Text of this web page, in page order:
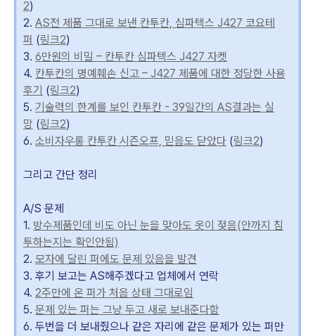
2)
2. AS전 제품 그대로 보낸 칸투칸, 심파텍스 J427 코요테
퍼 (링크2)
3. 6만원의 비밀 – 칸투칸 심파텍스 J427 자켓
4. 칸투칸의 명예훼손 신고 – J427 제품에 대한 정당한 사용
후기 (링크2)
5. 기술력의 한계를 보인 칸투칸 - 39일간의 AS결과는 실
망 (링크2)
6. 소비자우롱 칸투칸 시즌오프, 믿음도 닫았다 (링크2)
그리고 간단 정리
A/S 문제
1. 방수제품인데 비도 아닌 눈을 맞아도 옷이 젖음(안까지 침
투하는지는 확인안됨)
2. 모자에 달린 퍼에도 문제 있음을 발견
3. 후기 보고는 AS해주겠다고 업체에서 연락
4. 2주만에 온 퍼가 처음 상태 그대로임
5. 문제 있는 퍼는 그냥 두고 새로 보내준다함
6. 두번을 더 보내줬으나 같은 자리에 같은 문제가 있는 퍼만